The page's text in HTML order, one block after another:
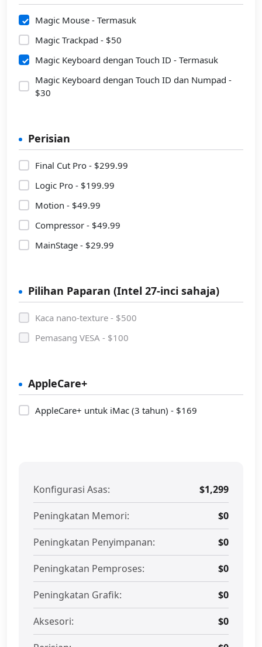
Magic Mouse - Termasuk
Magic Trackpad - $50
Magic Keyboard dengan Touch ID - Termasuk
Magic Keyboard dengan Touch ID dan Numpad -
$30
Perisian
Final Cut Pro - $299.99
Logic Pro - $199.99
Motion - $49.99
Compressor - $49.99
MainStage - $29.99
Pilihan Paparan (Intel 27-inci sahaja)
Kaca nano-texture - $500
Pemasang VESA - $100
AppleCare+
AppleCare+ untuk iMac (3 tahun) - $169
Konfigurasi Asas: $1,299
Peningkatan Memori: $0
Peningkatan Penyimpanan: $0
Peningkatan Pemproses: $0
Peningkatan Grafik: $0
Aksesori: $0